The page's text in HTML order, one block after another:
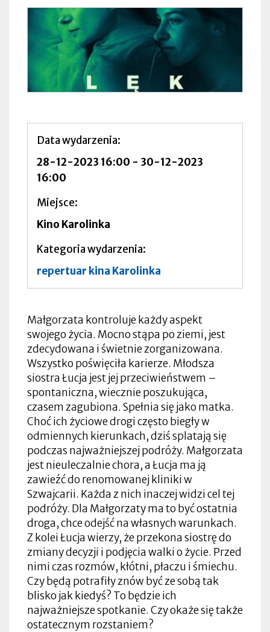
Data wydarzenia
28-12-2023 16:00 - 30-12-2023
16:00
Miejsce
Kino Karolinka
Kategoria wydarzenia
repertuar kina Karolinka
Małgorzata kontroluje każdy aspekt
swojego życia. Mocno stąpa po ziemi, jest
zdecydowana i świetnie zorganizowana.
Wszystko poświęciła karierze. Młodsza
siostra Łucja jest jej przeciwieństwem –
spontaniczna, wiecznie poszukująca,
czasem zagubiona. Spełnia się jako matka.
Choć ich życiowe drogi często biegły w
odmiennych kierunkach, dziś splatają się
podczas najważniejszej podróży. Małgorzata
jest nieuleczalnie chora, a Łucja ma ją
zawieźć do renomowanej kliniki w
Szwajcarii. Każda z nich inaczej widzi cel tej
podróży. Dla Małgorzaty ma to być ostatnia
droga, chce odejść na własnych warunkach.
Z kolei Łucja wierzy, że przekona siostrę do
zmiany decyzji i podjęcia walki o życie. Przed
nimi czas rozmów, kłótni, płaczu i śmiechu.
Czy będą potrafiły znów być ze sobą tak
blisko jak kiedyś? To będzie ich
najważniejsze spotkanie. Czy okaże się także
ostatecznym rozstaniem?